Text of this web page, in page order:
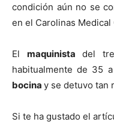
condición aún no se
en el Carolinas
El maquinista del
habitualmente de 35
bocina y se detuvo tan
Si te ha gustado el